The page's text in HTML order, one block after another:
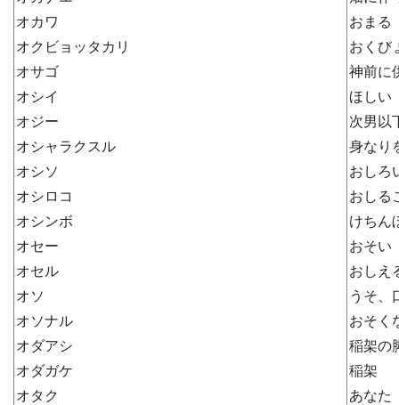
オカワ
おまる
オクビョッタカリ
おくび
オサゴ
神前に
オシイ
ほしい
オジー
次男以
オシャラクスル
身なり
オシソ
おしろ
オシロコ
おしる
オシンボ
けちん
オセー
おそい
オセル
おしえ
オソ
うそ、
オソナル
おそく
オダアシ
稲架の
オダガケ
稲架
オタク
あなた